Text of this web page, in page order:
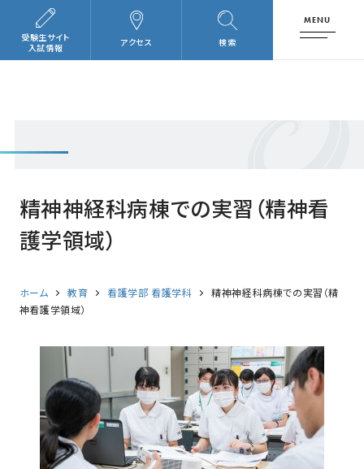
検索
アクセス
受験生サイト
入試情報
MENU
精神神経科病棟での実習（精神看
護学領域）
ホーム 教育 看護学部 看護学科
精神神経科病棟での実習（精
神看護学領域）